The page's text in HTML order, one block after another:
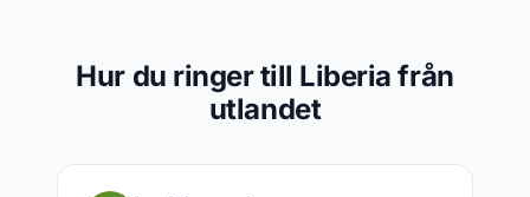
Hur du ringer till Liberia från
utlandet